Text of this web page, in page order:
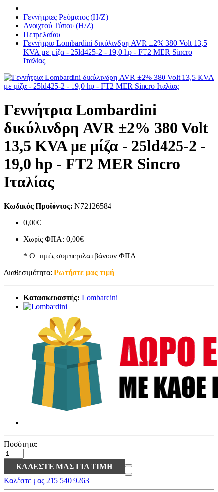
Γεννήτριες Ρεύματος (Η/Ζ)
Ανοιχτού Τύπου (Η/Ζ)
Πετρελαίου
Γεννήτρια Lombardini δικύλινδρη AVR ±2% 380 Volt 13,5
KVA με μίζα - 25ld425-2 - 19,0 hp - FT2 MER Sincro
Ιταλίας
Γεννήτρια Lombardini
δικύλινδρη AVR ±2% 380 Volt
13,5 KVA με μίζα - 25ld425-2 -
19,0 hp - FT2 MER Sincro
Ιταλίας
Κωδικός Προϊόντος: N72126584
0,00€
Χωρίς ΦΠΑ: 0,00€
* Οι τιμές συμπεριλαμβάνουν ΦΠΑ
Διαθεσιμότητα: Ρωτήστε μας τιμή
Κατασκευαστής: Lombardini
Ποσότητα:
ΚΑΛΈΣΤΕ ΜΑΣ ΓΙΑ ΤΙΜΉ
Καλέστε μας 215 540 9263